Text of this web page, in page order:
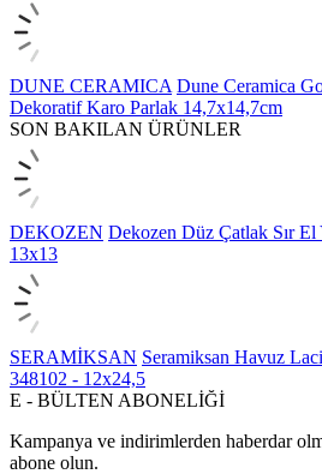
DUNE CERAMICA Dune Ceramica
Dekoratif Karo Parlak 14,7x14,7cm
SON BAKILAN ÜRÜNLER
DEKOZEN Dekozen Düz Çatlak Sır El
13x13
SERAMİKSAN Seramiksan Havuz
348102 - 12x24,5
E - BÜLTEN ABONELİĞİ
Kampanya ve indirimlerden haberdar
abone olun.